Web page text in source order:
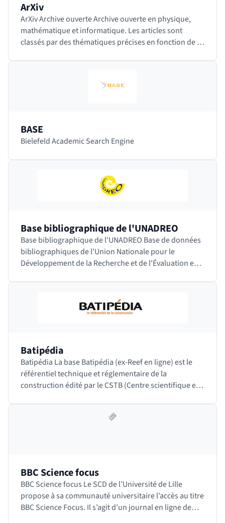
ArXiv
ArXiv Archive ouverte Archive ouverte en physique,
mathématique et informatique. Les articles sont
classés par des thématiques précises en fonction de la
BASE
Bielefeld Academic Search Engine
Base bibliographique de l'UNADREO
Base bibliographique de l'UNADREO Base de données
bibliographiques de l'Union Nationale pour le
Développement de la Recherche et de l'Évaluation en
Batipédia
Batipédia La base Batipédia (ex-Reef en ligne) est le
référentiel technique et réglementaire de la
construction édité par le CSTB (Centre scientifique et
BBC Science focus
BBC Science focus Le SCD de l’Université de Lille
propose à sa communauté universitaire l’accès au titre
BBC Science Focus. Il s’agit d’un journal en ligne de